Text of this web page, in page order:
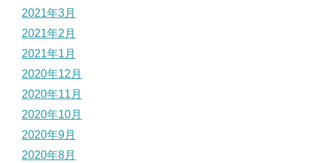
2021年3月
2021年2月
2021年1月
2020年12月
2020年11月
2020年10月
2020年9月
2020年8月